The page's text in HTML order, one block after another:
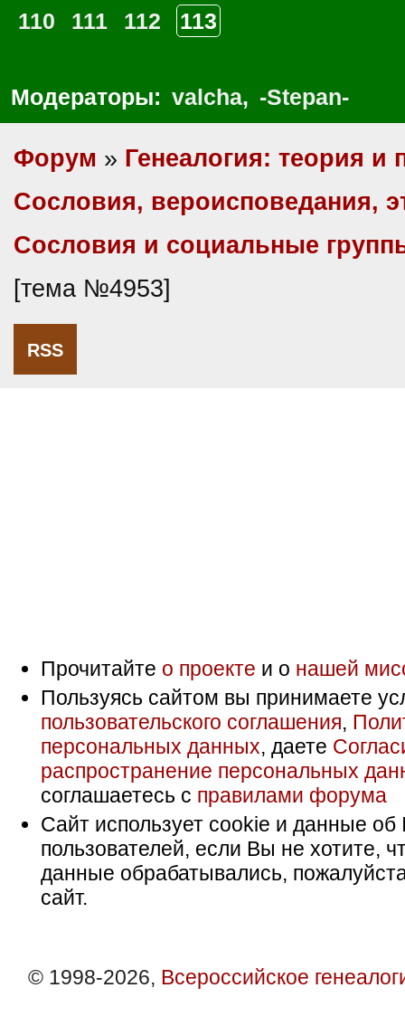
110
111 112 113
Модераторы: valcha, -Stepan-
Форум » Генеалогия: теория и
Сословия, вероисповедания,
Сословия и социальные
[тема №4953]
RSS
Прочитайте о проекте и о нашей
Пользуясь сайтом вы принимаете
пользовательского соглашения,
персональных данных, даете
распространение персональных
соглашаетесь с правилами форума
Сайт использует cookie и данные об
пользователей, если Вы не хотите,
данные обрабатывались,
сайт.
© 1998-2026, Всероссийское